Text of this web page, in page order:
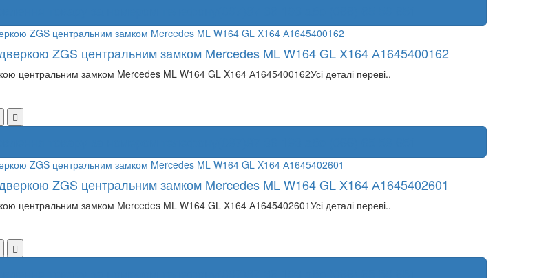
ZGS центральним замком Mercedes ML W164 GL X164 А1645400162
центральним замком Mercedes ML W164 GL X164 А1645400162Усі деталі переві..
ZGS центральним замком Mercedes ML W164 GL X164 А1645402601
центральним замком Mercedes ML W164 GL X164 А1645402601Усі деталі переві..